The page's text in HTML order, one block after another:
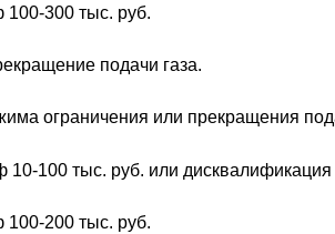
300 тыс. руб.
подачи газа.
ограничения или прекращения
100 тыс. руб. или дисквалификация
200 тыс. руб.